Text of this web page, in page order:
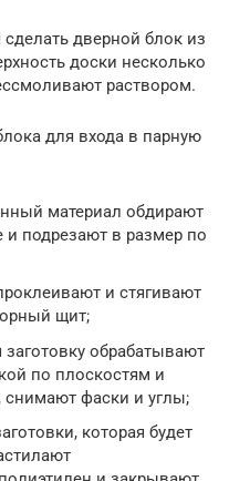
дверной блок из
доски несколько
раствором.
для входа в парную
материал обдирают
и подрезают в размер по
и стягивают
щит;
обрабатывают
по плоскостям и
снимают фаски и углы;
которая будет